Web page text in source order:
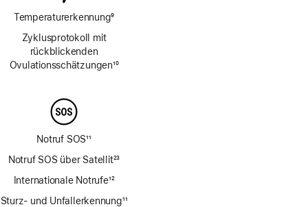
Temperaturerkennung9
Zyklusprotokoll mit
rückblickenden
Ovulations­schätzungen10
Notruf SOS11
Notruf SOS über Satellit23
Internationale Notrufe12
Sturz- und Unfallerkennung11